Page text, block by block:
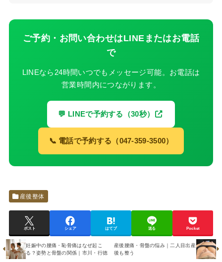
ご予約・お問い合わせはLINEまたはお電話
で
LINEなら24時間いつでもメッセージ可能。お電話は
営業時間内につながります。
💬 LINEで予約する（30秒）
📞 電話で予約する（047-359-3500）
産後整体
ポスト シェア はてブ 送る Pocket
妊娠中の腰痛・恥骨痛はなぜ起こ
る？姿勢と骨盤の関係｜市川・行徳
産後腰痛・骨盤の悩み｜二人目出産
後も整う